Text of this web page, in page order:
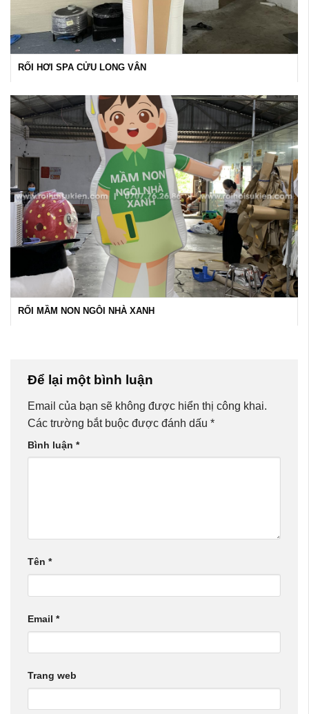
RỐI HƠI SPA CỬU LONG VÂN
RỐI MẦM NON NGÔI NHÀ XANH
Để lại một bình luận
Email của bạn sẽ không được hiển thị công khai.
Các trường bắt buộc được đánh dấu *
Bình luận *
Tên *
Email *
Trang web